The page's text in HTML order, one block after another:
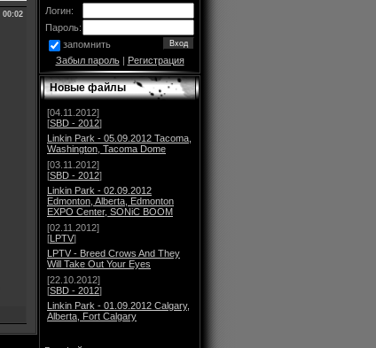
00:02
Логин:
Пароль:
запомнить
Забыл пароль| Регистрация
Новые файлы
[04.11.2012]
[SBD - 2012]
Linkin Park - 05.09.2012 Tacoma,
Washington, Tacoma Dome
[03.11.2012]
[SBD - 2012]
Linkin Park - 02.09.2012
Edmonton, Alberta, Edmonton
EXPO Center, SONiC BOOM
[02.11.2012]
[LPTV]
LPTV - Breed Crows And They
Will Take Out Your Eyes
[22.10.2012]
[SBD - 2012]
Linkin Park - 01.09.2012 Calgary,
Alberta, Fort Calgary